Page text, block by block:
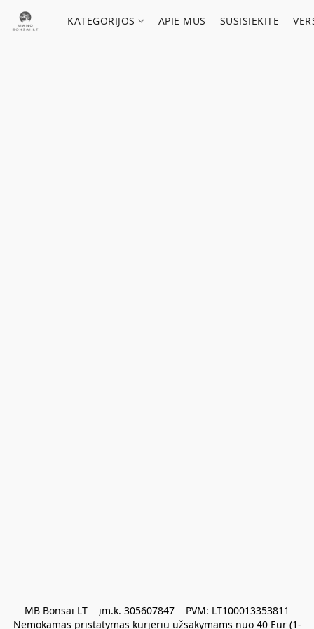
KATEGORIJOS APIE MUS SUSISIEKITE
MB Bonsai LT    įm.k. 305607847    PVM: LT100013353811
Nemokamas pristatymas kurjeriu užsakymams nuo 40 Eur (1-